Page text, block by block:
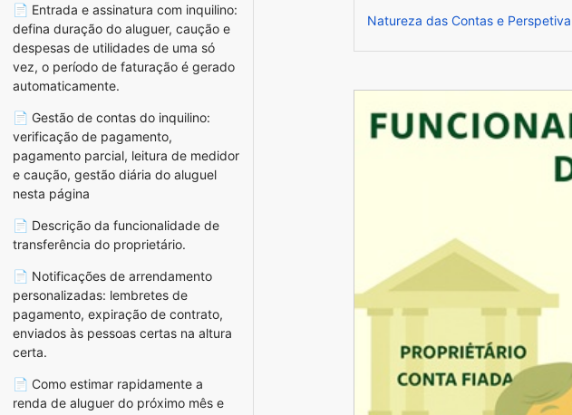
📄 Entrada e assinatura com inquilino:
defina duração do aluguer, caução e
despesas de utilidades de uma só
vez, o período de faturação é gerado
automaticamente.
📄 Gestão de contas do inquilino:
verificação de pagamento,
pagamento parcial, leitura de medidor
e caução, gestão diária do aluguel
nesta página
📄 Descrição da funcionalidade de
transferência do proprietário.
📄 Notificações de arrendamento
personalizadas: lembretes de
pagamento, expiração de contrato,
enviados às pessoas certas na altura
certa.
📄 Como estimar rapidamente a
renda de aluguer do próximo mês e
Natureza das Contas e